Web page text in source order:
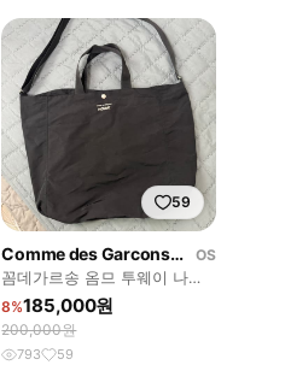
59
Comme des Garcons Homme
OS
꼼데가르송 옴므 투웨이 나일
론백 토트백 크로스백
8%185,000원
200,000원
793 59